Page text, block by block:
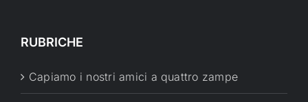
RUBRICHE
Capiamo i nostri amici a quattro zampe